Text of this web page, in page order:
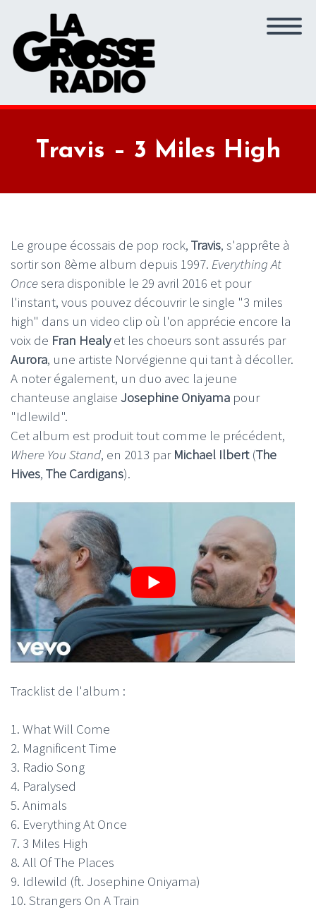
Travis – 3 Miles High
Le groupe écossais de pop rock, Travis, s'apprête à
sortir son 8ème album depuis 1997. Everything At
Oncesera disponible le 29 avril 2016 et pour
l'instant, vous pouvez découvrir le single "3 miles
high" dans un video clip où l'on apprécie encore la
voix de Fran Healyet les choeurs sont assurés par
Aurora, une artiste Norvégienne qui tant à décoller.
A noter également, un duo avec la jeune
chanteuse anglaise Josephine Oniyama pour
"Idlewild".
Cet album est produit tout comme le précédent,
Where You Stand, en 2013 par Michael Ilbert(The
Hives, The Cardigans).
Tracklist de l'album :
1. What Will Come
2. Magnificent Time
3. Radio Song
4. Paralysed
5. Animals
6. Everything At Once
7. 3 Miles High
8. All Of The Places
9. Idlewild (ft. Josephine Oniyama)
10. Strangers On A Train